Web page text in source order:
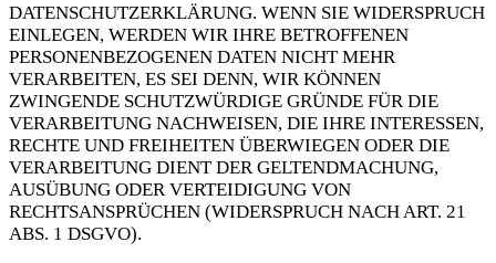
DATENSCHUTZERKLÄRUNG. WENN SIE WIDERSPRUCH
EINLEGEN, WERDEN WIR IHRE BETROFFENEN
PERSONENBEZOGENEN DATEN NICHT MEHR
VERARBEITEN, ES SEI DENN, WIR KÖNNEN
ZWINGENDE SCHUTZWÜRDIGE GRÜNDE FÜR DIE
VERARBEITUNG NACHWEISEN, DIE IHRE INTERESSEN,
RECHTE UND FREIHEITEN ÜBERWIEGEN ODER DIE
VERARBEITUNG DIENT DER GELTENDMACHUNG,
AUSÜBUNG ODER VERTEIDIGUNG VON
RECHTSANSPRÜCHEN (WIDERSPRUCH NACH ART. 21
ABS. 1 DSGVO).